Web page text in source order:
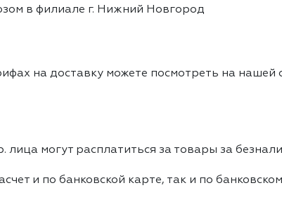
в филиале г. Нижний Новгород
на доставку можете посмотреть на нашей
могут расплатиться за товары за
и по банковской карте, так и по